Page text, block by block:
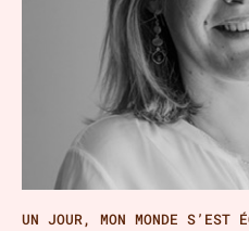
UN JOUR, MON MONDE S’EST